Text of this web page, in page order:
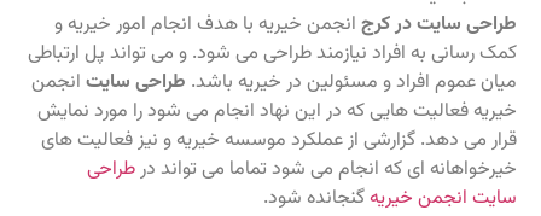
طراحی سایت در کرج انجمن خیریه با هدف انجام امور خیریه و
کمک رسانی به افراد نیازمند طراحی می شود. و می تواند پل ارتباطی
میان عموم افراد و مسئولین در خیریه باشد. طراحی سایت انجمن
خیریه فعالیت هایی که در این نهاد انجام می شود را مورد نمایش
قرار می دهد. گزارشی از عملکرد موسسه خیریه و نیز فعالیت های
خیرخواهانه ای که انجام می شود تماما می تواند درطراحی
سایت انجمن خیریهگنجانده شود.